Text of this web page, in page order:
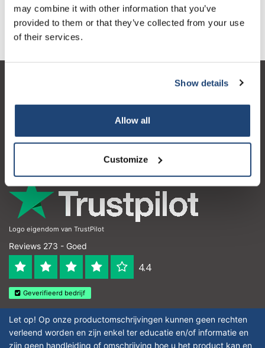
may combine it with other information that you’ve
provided to them or that they’ve collected from your use
of their services.
Show details
Allow all
Customize
Informatie
Contactgegevens
Logo eigendom van TrustPilot
Reviews 273 - Goed
4.4
Geverifieerd bedrijf
Let op! Op onze productomschrijvingen kunnen geen rechten
verleend worden en zijn enkel ter educatie en/of informatie en
zijn geen handleiding of omschrijving hoe u het product kan en